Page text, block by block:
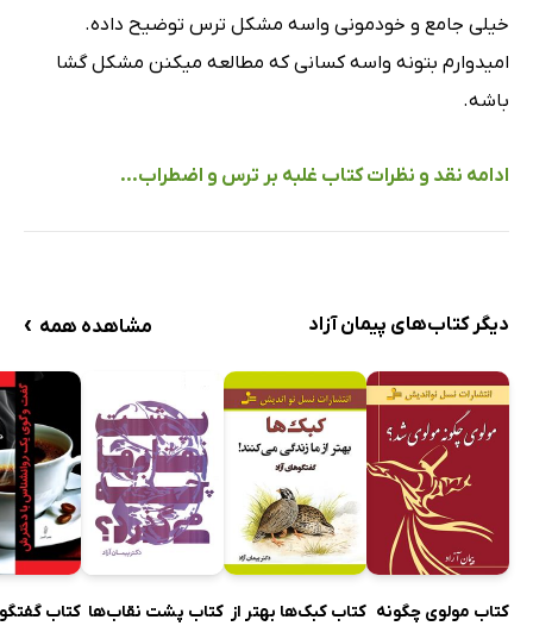
خیلی جامع و خودمونی واسه مشکل ترس توضیح داده.
امیدوارم بتونه واسه کسانی که مطالعه میکنن مشکل گشا
باشه.
ادامه نقد و نظرات کتاب غلبه بر ترس و اضطراب...
دیگر کتاب‌های پیمان آزاد مشاهده همه ›
کتاب مولوی چگونه کتاب کبک‌ها بهتر از کتاب پشت نقاب‌ها کتاب